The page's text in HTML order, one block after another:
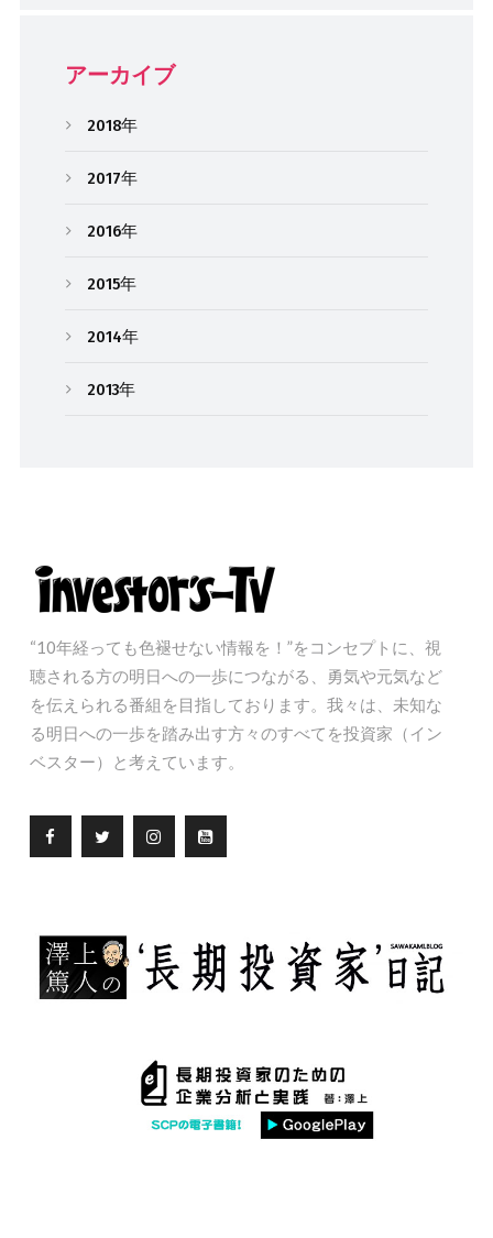
アーカイブ
2018年
2017年
2016年
2015年
2014年
2013年
“10年経っても色褪せない情報を！”をコンセプトに、視
聴される方の明日への一歩につながる、勇気や元気など
を伝えられる番組を目指しております。我々は、未知な
る明日への一歩を踏み出す方々のすべてを投資家（イン
ベスター）と考えています。